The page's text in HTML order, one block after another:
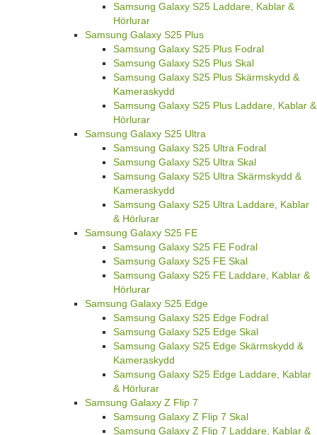
Samsung Galaxy S25 Laddare, Kablar &
Hörlurar
Samsung Galaxy S25 Plus
Samsung Galaxy S25 Plus Fodral
Samsung Galaxy S25 Plus Skal
Samsung Galaxy S25 Plus Skärmskydd &
Kameraskydd
Samsung Galaxy S25 Plus Laddare, Kablar &
Hörlurar
Samsung Galaxy S25 Ultra
Samsung Galaxy S25 Ultra Fodral
Samsung Galaxy S25 Ultra Skal
Samsung Galaxy S25 Ultra Skärmskydd &
Kameraskydd
Samsung Galaxy S25 Ultra Laddare, Kablar
& Hörlurar
Samsung Galaxy S25 FE
Samsung Galaxy S25 FE Fodral
Samsung Galaxy S25 FE Skal
Samsung Galaxy S25 FE Laddare, Kablar &
Hörlurar
Samsung Galaxy S25 Edge
Samsung Galaxy S25 Edge Fodral
Samsung Galaxy S25 Edge Skal
Samsung Galaxy S25 Edge Skärmskydd &
Kameraskydd
Samsung Galaxy S25 Edge Laddare, Kablar
& Hörlurar
Samsung Galaxy Z Flip 7
Samsung Galaxy Z Flip 7 Skal
Samsung Galaxy Z Flip 7 Laddare, Kablar &